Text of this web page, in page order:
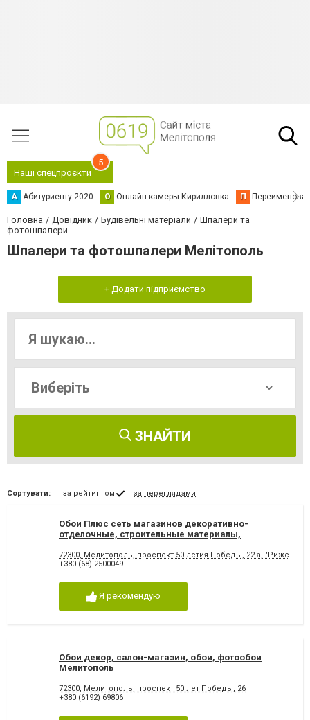
Наші спецпроєкти
5
А Абитуриенту 2020 О Онлайн камеры Кирилловка П
Головна Довідник Будівельні матеріали
Шпалери та
фотошпалери
Шпалери та фотошпалери Мелітополь
+ Додати підприємство
ЗНАЙТИ
Сортувати: за рейтингом за переглядами
Обои Плюс сеть магазинов декоративно-
отделочные, строительные материалы,
72300, Мелитополь, проспект 50 летия Победы, 22-а,
+380 (68) 2500049
Я рекомендую
Обои декор, салон-магазин, обои, фотообои
Мелитополь
72300, Мелитополь, проспект 50 лет Победы, 26
+380 (6192) 69806